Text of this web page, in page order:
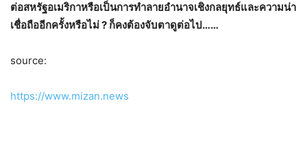
ต่อสหรัฐอเมริกาหรือเป็นการทำลายอำนาจเชิงกลยุทธ์และความน่า
เชื่อถืออีกครั้งหรือไม่ ? ก็คงต้องจับตาดูต่อไป……
source:
https://www.mizan.news